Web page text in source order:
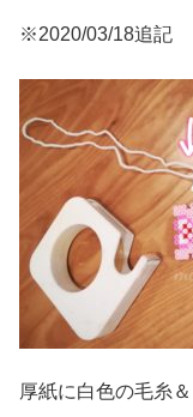
※2020/03/18追記
厚紙に白色の毛糸